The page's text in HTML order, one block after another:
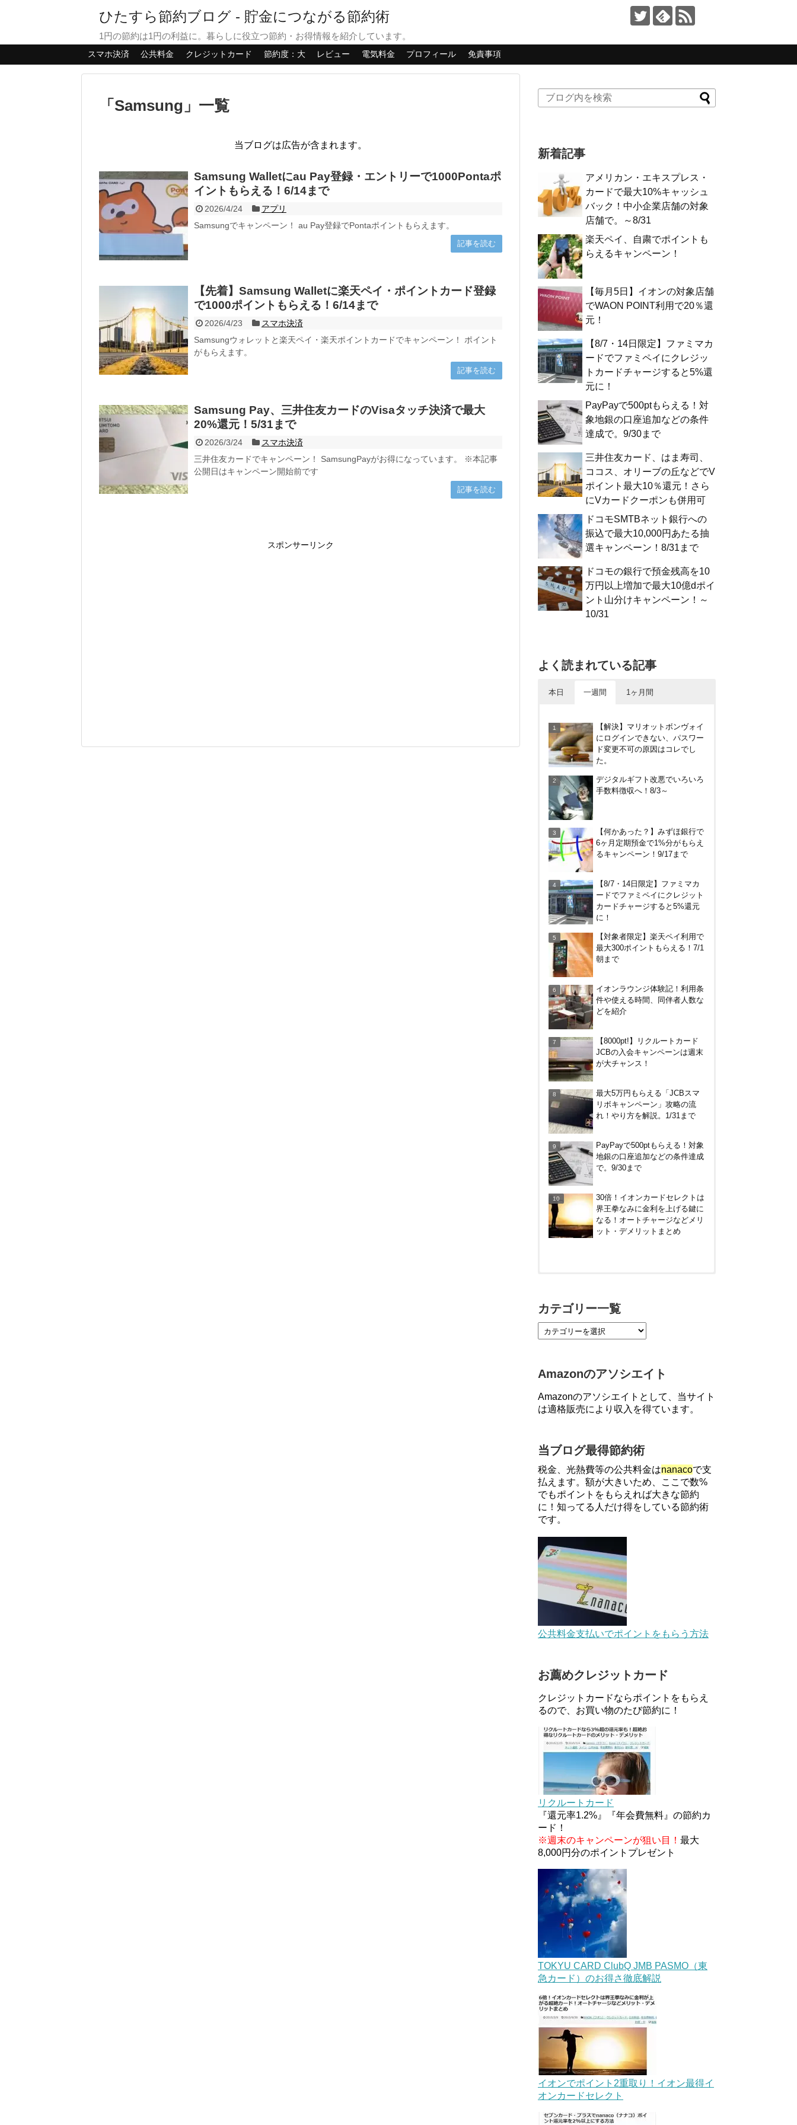
ひたすら節約ブログ - 貯金につながる節約術
1円の節約は1円の利益に。暮らしに役立つ節約・お得情報を紹介しています。
スマホ決済 公共料金 クレジットカード 節約度：大 レビュー 電気料金 プロフィール 免責事項
「 Samsung 」 一覧
当ブログは広告が含まれます。
Samsung Walletにau Pay登録・エントリーで1000Pontaポ
イントもらえる！6/14まで
2026/4/24
アプリ
Samsungでキャンペーン！ au Pay登録でPontaポイントもらえます。
記事を読む
【先着】Samsung Walletに楽天ペイ・ポイントカード登録
で1000ポイントもらえる！6/14まで
2026/4/23
スマホ決済
Samsungウォレットと楽天ペイ・楽天ポイントカードでキャンペーン！ ポイント
がもらえます。
記事を読む
Samsung Pay、三井住友カードのVisaタッチ決済で最大
20%還元！5/31まで
2026/3/24
スマホ決済
三井住友カードでキャンペーン！ SamsungPayがお得になっています。 ※本記事
公開日はキャンペーン開始前です
記事を読む
スポンサーリンク
新着記事
アメリカン・エキスプレス・
カードで最大10%キャッシュ
バック！中小企業店舗の対象
店舗で。～8/31
楽天ペイ、自粛でポイントも
らえるキャンペーン！
【毎月5日】イオンの対象店舗
でWAON POINT利用で20％還
元！
【8/7・14日限定】ファミマカ
ードでファミペイにクレジッ
トカードチャージすると5%還
元に！
PayPayで500ptもらえる！対
象地銀の口座追加などの条件
達成で。9/30まで
三井住友カード、はま寿司、
ココス、オリーブの丘などでV
ポイント最大10％還元！さら
にVカードクーポンも併用可
ドコモSMTBネット銀行への
振込で最大10,000円あたる抽
選キャンペーン！8/31まで
ドコモの銀行で預金残高を10
万円以上増加で最大10億dポイ
ント山分けキャンペーン！～
10/31
よく読まれている記事
本日 一週間 1ヶ月間
お得！一日乗車券売り場やメリ
ット・デメリットを解説
もそれが一番！割引や違約金
は？
た！料金は無料？購入後の対
応、仕上がり時間などまとめ
ント、dポイントに交換する方
法！重要注意点あり
にログインできない、パスワー
ド変更不可の原因はコレでし
た。
6ヶ月定期預金で1%分がもらえ
るキャンペーン！9/17まで
グ商品券買うと今だけ4％増
量！Yahoo!ふるさと納税で使お
う
【解決】マリオットボンヴォイ
にログインできない、パスワー
ド変更不可の原因はコレでし
た。
デジタルギフト改悪でいろいろ
手数料徴収へ！8/3～
【何かあった？】みずほ銀行で
6ヶ月定期預金で1%分がもらえ
るキャンペーン！9/17まで
【8/7・14日限定】ファミマカ
ードでファミペイにクレジット
カードチャージすると5%還元
に！
【対象者限定】楽天ペイ利用で
最大300ポイントもらえる！7/1
朝まで
イオンラウンジ体験記！利用条
件や使える時間、同伴者人数な
どを紹介
【8000pt!】リクルートカード
JCBの入会キャンペーンは週末
が大チャンス！
最大5万円もらえる「JCBスマ
リボキャンペーン」攻略の流
れ！やり方を解説。1/31まで
PayPayで500ptもらえる！対象
地銀の口座追加などの条件達成
で。9/30まで
30倍！イオンカードセレクトは
界王拳なみに金利を上げる鍵に
なる！オートチャージなどメリ
ット・デメリットまとめ
朝まで
【7/21まで】エアウォレット
元、登録、紹介コード wtffz4c
【2倍増量】PayPayカード、ま
るごとフラットリボ登録と3回
【解決】マリオットボンヴォイ
にログインできない、パスワー
ド変更不可の原因はコレでし
た。
住信SBIネット銀行のデビット
【対象者限定】楽天ペイで決済
すると最大300ポイントキャン
ペーン！～6/1
デジタルギフト改悪でいろいろ
手数料徴収へ！8/3～
らべるギフト」がファミリマー
WAON1%還元で新ルート誕
生！？
JCBカードWでApple Pay追加
時のナビダイヤル0570を回避す
る方法
ソニーフィナンシャルグループ
の株主限定！2万円もらえる口
座開設キャンペーン。7/31まで
カテゴリー一覧
Amazonのアソシエイト
Amazonのアソシエイトとして、当サイト
は適格販売により収入を得ています。
当ブログ最得節約術
税金、光熱費等の公共料金はnanacoで支
払えます。額が大きいため、ここで数%
でもポイントをもらえれば大きな節約
に！知ってる人だけ得をしている節約術
です。
公共料金支払いでポイントをもらう方法
お薦めクレジットカード
クレジットカードならポイントをもらえ
るので、お買い物のたび節約に！
リクルートカード
『還元率1.2%』『年会費無料』の節約カ
ード！
※週末のキャンペーンが狙い目！ 最大
8,000円分のポイントプレゼント
TOKYU CARD ClubQ JMB PASMO（東
急カード）のお得さ徹底解説
イオンでポイント2重取り！イオン最得イ
オンカードセレクト